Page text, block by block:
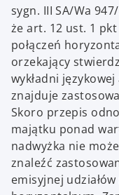
sygn. III SA/Wa
że art. 12 ust. 1
połączeń
orzekający
wykładni
znajduje
Skoro przepis
majątku ponad
nadwyżka nie
znaleźć
emisyjnej